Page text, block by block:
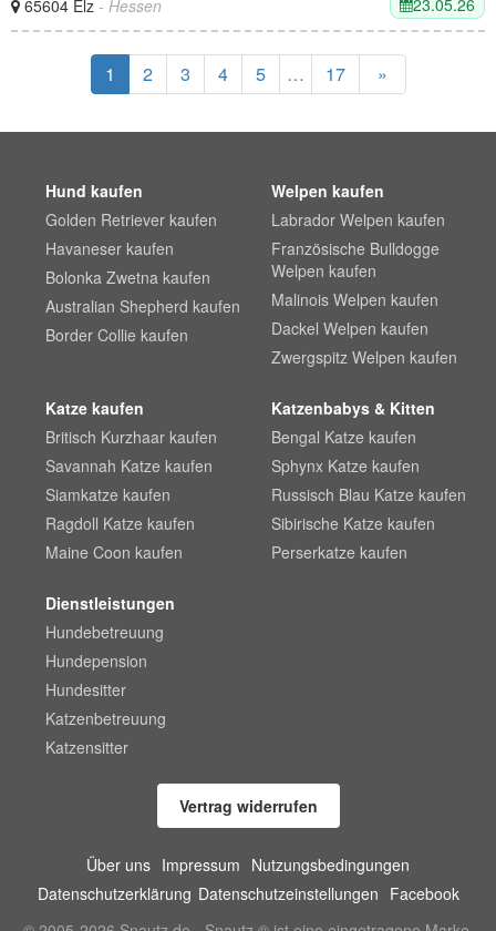
65604 Elz - Hessen 23.05.26
1 2 3 4 5 … 17 »
Hund kaufen
Golden Retriever kaufen
Havaneser kaufen
Bolonka Zwetna kaufen
Australian Shepherd kaufen
Border Collie kaufen
Welpen kaufen
Labrador Welpen kaufen
Französische Bulldogge
Welpen kaufen
Malinois Welpen kaufen
Dackel Welpen kaufen
Zwergspitz Welpen kaufen
Katze kaufen
Britisch Kurzhaar kaufen
Savannah Katze kaufen
Siamkatze kaufen
Ragdoll Katze kaufen
Maine Coon kaufen
Katzenbabys & Kitten
Bengal Katze kaufen
Sphynx Katze kaufen
Russisch Blau Katze kaufen
Sibirische Katze kaufen
Perserkatze kaufen
Dienstleistungen
Hundebetreuung
Hundepension
Hundesitter
Katzenbetreuung
Katzensitter
Vertrag widerrufen
Über uns Impressum Nutzungsbedingungen
Datenschutzerklärung Datenschutzeinstellungen Facebook